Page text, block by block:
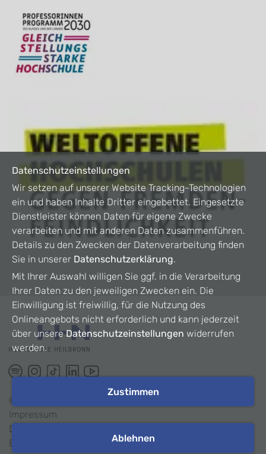
©
Impressum
Datenschutz
Barrierefreiheit
Datenschutzeinstellungen
Wir setzen auf unserer Website Tracking-Technologien
ein und haben Inhalte Dritter eingebettet. Eingesetzte
Dienstleister können Daten für eigene Zwecke
verarbeiten und mit anderen Daten zusammenführen.
Details zu den Zwecken der Datenverarbeitung finden
Sie in unserer Datenschutzerklärung.
Mit Ihrer Auswahl willigen Sie ggf. in die Verarbeitung
Ihrer Daten zu den jeweiligen Zwecken ein. Die
Einwilligung ist freiwillig, für die Nutzung des
Onlineangebots nicht erforderlich und kann jederzeit
über unsereDatenschutzeinstellungen widerrufen
werden.
Zustimmen
Ablehnen